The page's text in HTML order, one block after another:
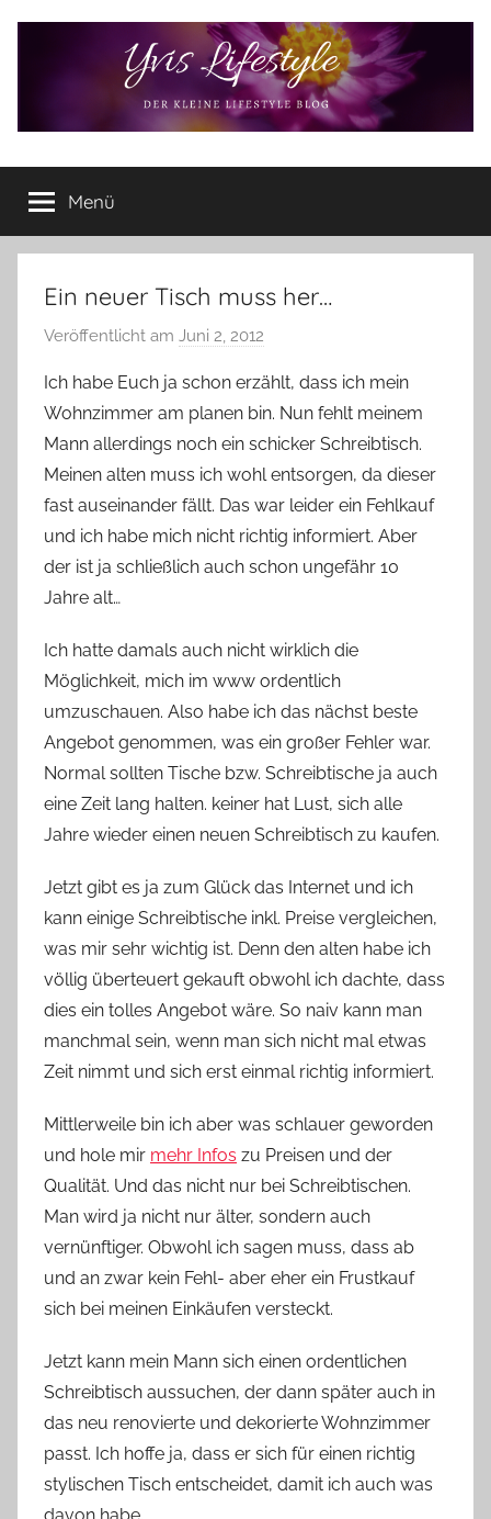
Yvis
Lifestyle
Lifestyle
Blog
–
Lifestyle,
Rezensionen,
Produkttests
vieles
mehr
Menü
Ein neuer Tisch muss her…
Veröffentlicht am Juni 2, 2012
n
Y
v
o
n
n
e
Ich habe Euch ja schon erzählt, dass ich mein
Wohnzimmer am planen bin. Nun fehlt meinem
Mann allerdings noch ein schicker Schreibtisch.
Meinen alten muss ich wohl entsorgen, da dieser
fast auseinander fällt. Das war leider ein Fehlkauf
und ich habe mich nicht richtig informiert. Aber
der ist ja schließlich auch schon ungefähr 10
Jahre alt…
Ich hatte damals auch nicht wirklich die
Möglichkeit, mich im www ordentlich
umzuschauen. Also habe ich das nächst beste
Angebot genommen, was ein großer Fehler war.
Normal sollten Tische bzw. Schreibtische ja auch
eine Zeit lang halten. keiner hat Lust, sich alle
Jahre wieder einen neuen Schreibtisch zu kaufen.
Jetzt gibt es ja zum Glück das Internet und ich
kann einige Schreibtische inkl. Preise vergleichen,
was mir sehr wichtig ist. Denn den alten habe ich
völlig überteuert gekauft obwohl ich dachte, dass
dies ein tolles Angebot wäre. So naiv kann man
manchmal sein, wenn man sich nicht mal etwas
Zeit nimmt und sich erst einmal richtig informiert.
Mittlerweile bin ich aber was schlauer geworden
und hole mir mehr Infos zu Preisen und der
Qualität. Und das nicht nur bei Schreibtischen.
Man wird ja nicht nur älter, sondern auch
vernünftiger. Obwohl ich sagen muss, dass ab
und an zwar kein Fehl- aber eher ein Frustkauf
sich bei meinen Einkäufen versteckt.
Jetzt kann mein Mann sich einen ordentlichen
Schreibtisch aussuchen, der dann später auch in
das neu renovierte und dekorierte Wohnzimmer
passt. Ich hoffe ja, dass er sich für einen richtig
stylischen Tisch entscheidet, damit ich auch was
davon habe.